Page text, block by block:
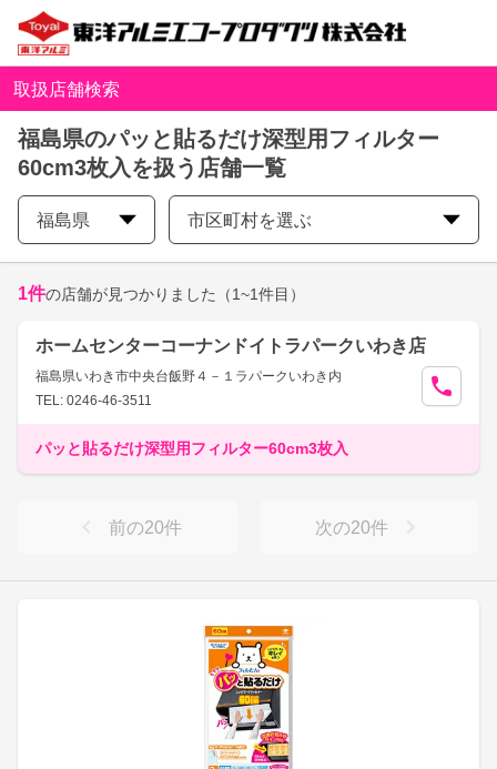
取扱店舗検索
福島県のパッと貼るだけ深型用フィルター
60cm3枚入を扱う店舗一覧
福島県 市区町村を選ぶ
1件の店舗が見つかりました （1~1件目）
ホームセンターコーナンドイトラパークいわき店
福島県いわき市中央台飯野４－１ラパークいわき内
TEL: 0246-46-3511
パッと貼るだけ深型用フィルター60cm3枚入
前の20件 次の20件